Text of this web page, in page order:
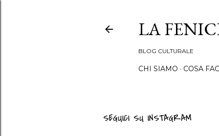
LA
BLOG CULTURALE
CHI SIAMO COSA
SEGUICI SU INSTAGRAM